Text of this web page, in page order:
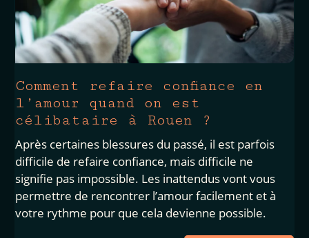
Comment refaire confiance en
l’amour quand on est
célibataire à Rouen ?
Après certaines blessures du passé, il est parfois
difficile de refaire confiance, mais difficile ne
signifie pas impossible. Les inattendus vont vous
permettre de rencontrer l’amour facilement et à
votre rythme pour que cela devienne possible.